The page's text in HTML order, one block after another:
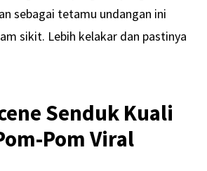
sebagai tetamu undangan ini
sikit. Lebih kelakar dan pastinya
Senduk Kuali
Pom Viral